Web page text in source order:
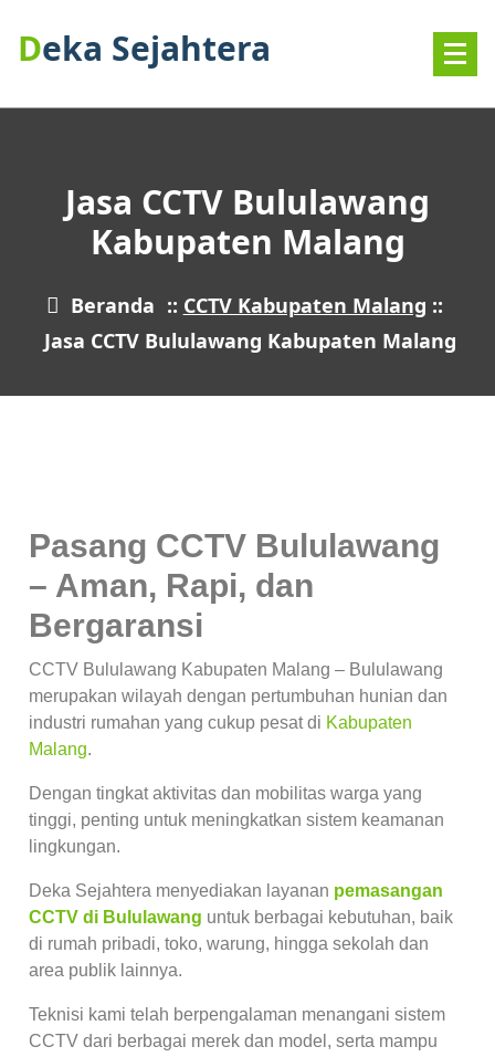
Deka Sejahtera
Jasa CCTV Bululawang
Kabupaten Malang
Beranda :: CCTV Kabupaten Malang ::
Jasa CCTV Bululawang Kabupaten Malang
Pasang CCTV Bululawang
– Aman, Rapi, dan
Bergaransi
CCTV Bululawang Kabupaten Malang – Bululawang
merupakan wilayah dengan pertumbuhan hunian dan
industri rumahan yang cukup pesat di Kabupaten
Malang.
Dengan tingkat aktivitas dan mobilitas warga yang
tinggi, penting untuk meningkatkan sistem keamanan
lingkungan.
Deka Sejahtera menyediakan layanan pemasangan
CCTV di Bululawang untuk berbagai kebutuhan, baik
di rumah pribadi, toko, warung, hingga sekolah dan
area publik lainnya.
Teknisi kami telah berpengalaman menangani sistem
CCTV dari berbagai merek dan model, serta mampu